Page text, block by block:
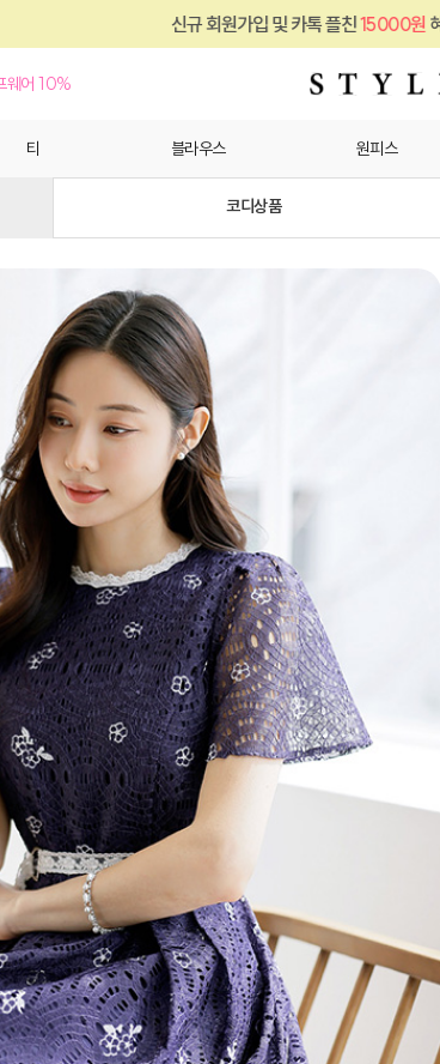
신규 회원가입 및 카톡 플친15000원혜택!
웨어 10%
티 블라우스 원피스
코디상품